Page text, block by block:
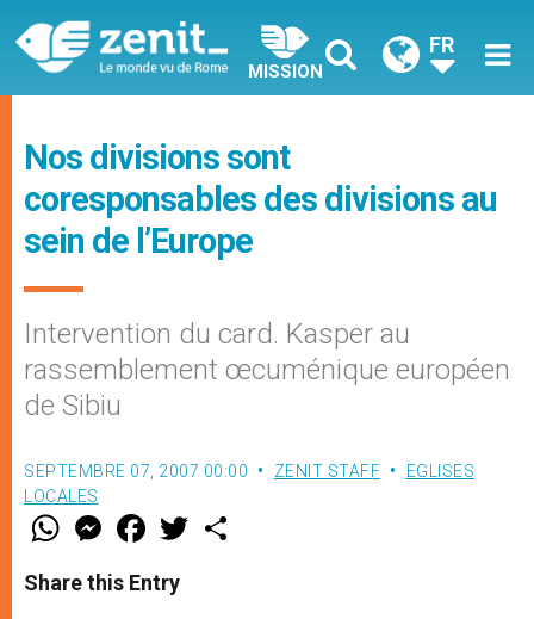
MISSION
FR
Nos divisions sont
coresponsables des divisions au
sein de l’Europe
Intervention du card. Kasper au
rassemblement œcuménique européen
de Sibiu
SEPTEMBRE 07, 2007 00:00 ZENIT STAFF
EGLISES
LOCALES
W
t
s
M
e
s
e
F
a
e
b
w
Share this Entry